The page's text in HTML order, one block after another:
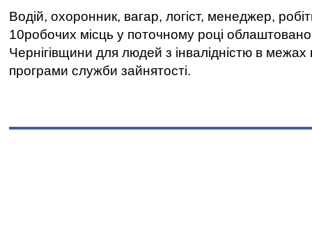
Водій, охоронник, вагар, логіст, менеджер,
10робочих місць у поточному році
Чернігівщини для людей з інвалідністю в межах
програми служби зайнятості.